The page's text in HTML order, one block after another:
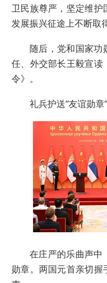
卫民族尊严，坚定维护
发展振兴征途上不断取
随后，党和国家功
任、外交部长王毅宣读
令》。
礼兵护送“友谊勋章”
在庄严的乐曲声中
勋章。两国元首亲切